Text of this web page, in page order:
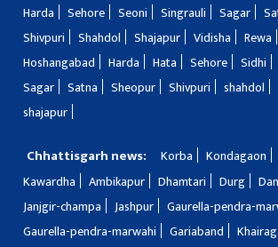
Harda
Sehore Seoni Singrauli Sagar
Shivpuri
Shahdol Shajapur Vidisha Rewa
Hoshangabad
Harda Hata Sehore Sidhi
Sagar
Satna Sheopur Shivpuri shahdol
shajapur
Chhattisgarh news: Korba Kondagaon
Kawardha
Ambikapur Dhamtari Durg
Janjgir-champa
Jashpur
Gaurella-pendra-
Gaurella-pendra-marwahi
Gariaband